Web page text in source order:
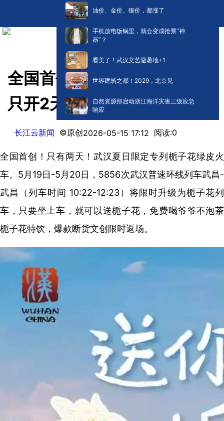
油价、金价、银价，都涨了
手机放电饭锅里，就会变成抢票“神
器”？
看美了！武汉文艺避暑地+1
世界建筑之都！2029，北京见
自然资源部启动浙江海洋灾害三级应急
响应
全国首创！武汉栀子花列车，
只开2天
长江云新闻 ©原创2026-05-15 17:12 阅读:0
全国首创！只有两天！武汉夏日限定专列栀子花绿皮火
车。5月19日-5月20日，5856次武汉普速环线列车武昌-
武昌（列车时间 10:22-12:23）将限时升级为栀子花列
车，只要坐上车，就可以送栀子花，免费喝爷爷不泡茶
栀子花特饮，爆款断货文创限时返场。